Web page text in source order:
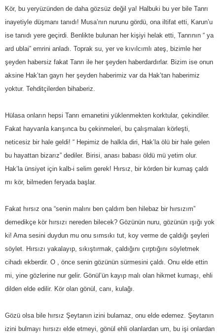
Kör, bu yeryüzünden de daha gözsüz değil ya! Halbuki bu yer bile Tanrı
inayetiyle düşmanı tanıdı! Musa’nın nurunu gördü, ona iltifat etti, Karun’u
ise tanıdı yere geçirdi. Benlikte bulunan her kişiyi helak etti, Tanrının “ ya
ard ublai” emrini anladı. Toprak su, yer ve kıvılcımlı ateş, bizimle her
şeyden habersiz fakat Tanrı ile her şeyden haberdardırlar. Bizim ise onun
aksine Hak’tan gayrı her şeyden haberimiz var da Hak’tan haberimiz
yoktur. Tehditçilerden bihaberiz.
Hülasa onların hepsi Tanrı emanetini yüklenmekten korktular, çekindiler.
Fakat hayvanla karışınca bu çekinmeleri, bu çalışmaları körleşti,
neticesiz bir hale geldi! “ Hepimiz de halkla diri, Hak’la ölü bir hale gelen
bu hayattan bizarız” dediler. Birisi, anası babası öldü mü yetim olur.
Hak’la ünsiyet için kalb-i selim gerek! Hırsız, bir körden bir kumaş çaldı
mı kör, bilmeden feryada başlar.
Fakat hırsız ona “senin malını ben çaldım ben hilebaz bir hırsızım”
demedikçe kör hırsızı nereden bilecek? Gözünün nuru, gözünün ışığı yok
ki! Ama sesini duydun mu onu sımsıkı tut, koy verme de çaldığı şeyleri
söylet. Hırsızı yakalayıp, sıkıştırmak, çaldığını çırptığını söyletmek
cihadı ekberdir. O , önce senin gözünün sürmesini çaldı. Onu elde ettin
mi, yine gözlerine nur gelir. Gönül’ün kayıp malı olan hikmet kumaşı, ehli
dilden elde edilir. Kör olan gönül, canı, kulağı.
Gözü olsa bile hırsız Şeytanın izini bulamaz, onu elde edemez. Şeytanın
izini bulmayı hırsızı elde etmeyi, gönül ehli olanlardan um, bu işi onlardan